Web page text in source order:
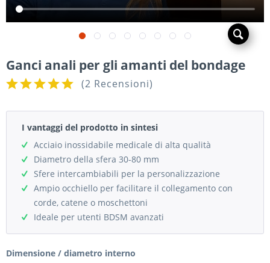
Ganci anali per gli amanti del bondage
(2 Recensioni)
I vantaggi del prodotto in sintesi
Acciaio inossidabile medicale di alta qualità
Diametro della sfera 30-80 mm
Sfere intercambiabili per la personalizzazione
Ampio occhiello per facilitare il collegamento con
corde, catene o moschettoni
Ideale per utenti BDSM avanzati
Dimensione / diametro interno